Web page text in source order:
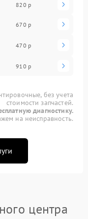
820 р
670 р
470 р
910 р
без учета
стоимости запчастей.
диагностику.
на неисправность.
центра